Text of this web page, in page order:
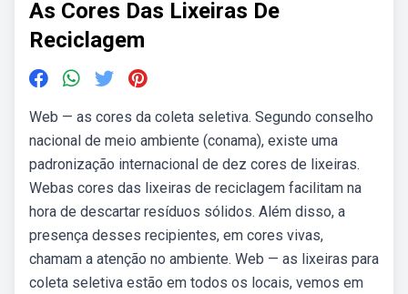
As Cores Das Lixeiras De
Reciclagem
Web — as cores da coleta seletiva. Segundo conselho
nacional de meio ambiente (conama), existe uma
padronização internacional de dez cores de lixeiras.
Webas cores das lixeiras de reciclagem facilitam na
hora de descartar resíduos sólidos. Além disso, a
presença desses recipientes, em cores vivas,
chamam a atenção no ambiente. Web — as lixeiras para
coleta seletiva estão em todos os locais, vemos em